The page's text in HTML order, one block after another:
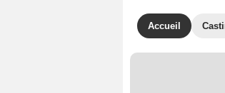
Accueil